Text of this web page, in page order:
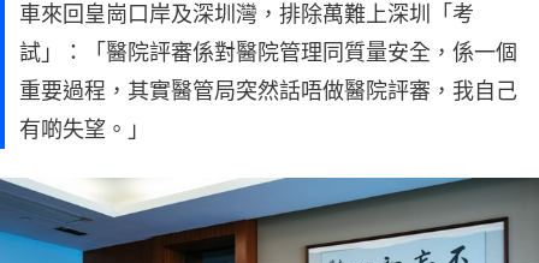
車來回皇崗口岸及深圳灣，排除萬難上深圳「考
試」：「醫院評審係對醫院管理同質量安全，係一個
重要過程，其實醫管局突然話唔做醫院評審，我自己
有啲失望。」